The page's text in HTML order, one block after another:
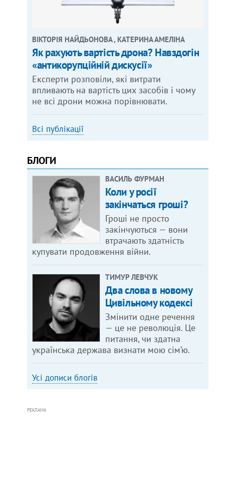
ВІКТОРІЯ НАЙДЬОНОВА , КАТЕРИНА АМЕЛІНА
Як рахують вартість дрона? Навздогін
«антикорупційній дискусії»
Експерти розповіли, які витрати
впливають на вартість цих засобів і чому
не всі дрони можна порівнювати.
Всі публікації
БЛОГИ
ВАСИЛЬ ФУРМАН
Коли у росії
закінчаться гроші?
Гроші не просто
закінчуються — вони
втрачають здатність
купувати продовження війни.
ТИМУР ЛЕВЧУК
Два слова в новому
Цивільному кодексі
Змінити одне речення
— це не революція. Це
питання, чи здатна
українська держава визнати мою сім’ю.
Усі дописи блогів
РЕКЛАМА